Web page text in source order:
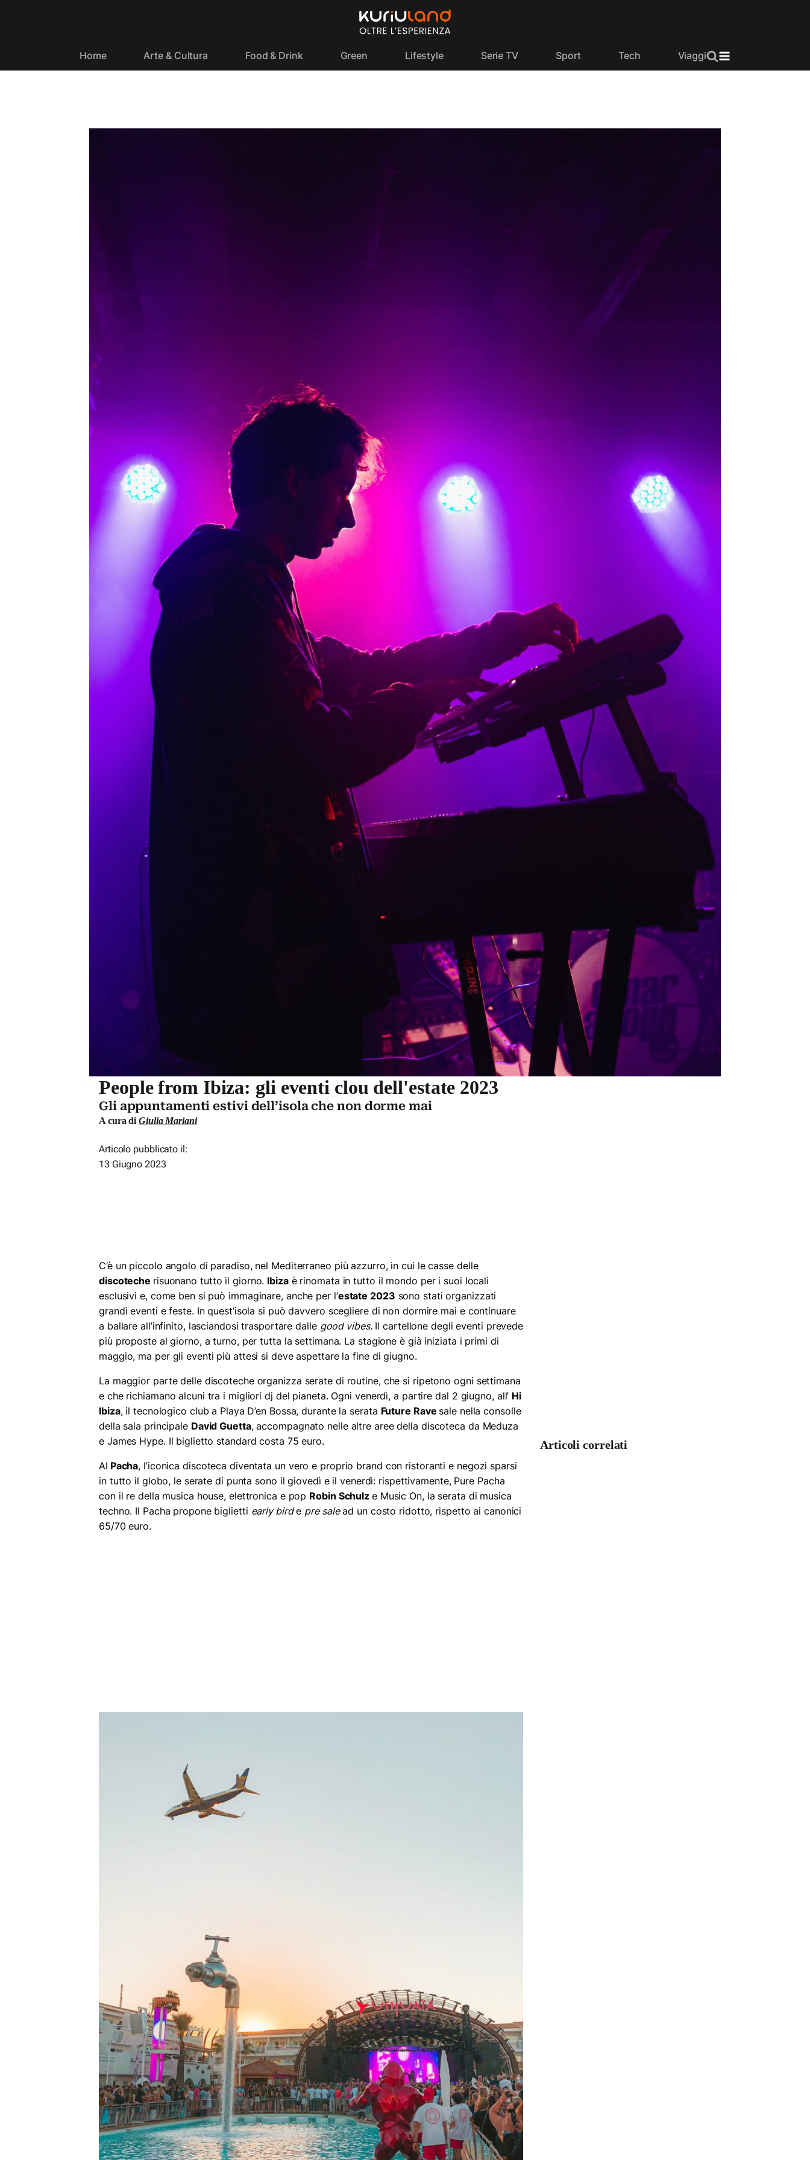
Home Arte & Cultura Food & Drink Green Lifestyle Serie TV Sport Tech Viaggi
People from Ibiza: gli eventi clou dell'estate 2023
Gli appuntamenti estivi dell’isola che non dorme mai
A cura di Giulia Mariani
Articolo pubblicato il:
13 Giugno 2023
C’è un piccolo angolo di paradiso, nel Mediterraneo più azzurro, in cui le casse delle
discoteche risuonano tutto il giorno. Ibizaè rinomata in tutto il mondo per i suoi locali
esclusivi e, come ben si può immaginare, anche per l’estate 2023 sono stati organizzati
grandi eventi e feste. In quest’isola si può davvero scegliere di non dormire mai e continuare
a ballare all’infinito, lasciandosi trasportare dalle good vibes.Il cartellone degli eventi prevede
più proposte al giorno, a turno, per tutta la settimana. La stagione è già iniziata i primi di
maggio, ma per gli eventi più attesi si deve aspettare la fine di giugno.
La maggior parte delle discoteche organizza serate di routine, che si ripetono ogni settimana
e che richiamano alcuni tra i migliori dj del pianeta. Ogni venerdì, a partire dal 2 giugno, all’ Hi
Ibiza, il tecnologico club a Playa D’en Bossa, durante la serata Future Rave sale nella consolle
della sala principale David Guetta, accompagnato nelle altre aree della discoteca da Meduza
e James Hype. Il biglietto standard costa 75 euro.
Al Pacha, l’iconica discoteca diventata un vero e proprio brand con ristoranti e negozi sparsi
in tutto il globo, le serate di punta sono il giovedì e il venerdì: rispettivamente, Pure Pacha
con il re della musica house, elettronica e pop Robin Schulz e Music On, la serata di musica
techno. Il Pacha propone biglietti early birde pre salead un costo ridotto, rispetto ai canonici
65/70 euro.
Articoli correlati